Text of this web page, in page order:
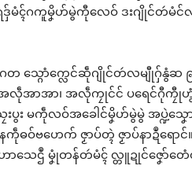
ဒှ်မံၚ်ဂကူမၞိဟ်မွဲကီုလေဝ် ဒးဂျိုင်တဴမံင်
သ္ဂောံက္လေင်ဆဵုဂျိုင်တဴလမျီုဂှ်နွံဆ
လဵုအာအာ၊ အလဵုကၠုင်င် ပရေင်ဂီုကၠီုဟွံ
ပွး မကဵုလဝ်အခေါင်မၞိဟ်မွဲမွဲ အပ္ဍဲသၞေ
ကဵုဓဝ်ဗဟေက် ဇၟာပ်တ္ၚဲ ဇၟာပ်နာဍဳရော
မဟာသေဌဳ မၞုံတန်တဴမံၚ် လ္တူဍုင်ဇၞော်တ